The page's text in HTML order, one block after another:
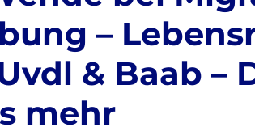
–
& Baab –
mehr